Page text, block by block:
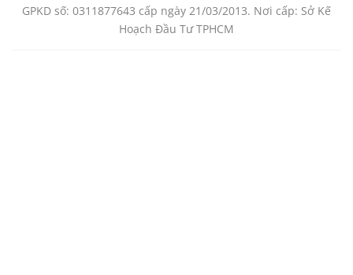
GPKD số: 0311877643 cấp ngày 21/03/2013. Nơi cấp: Sở Kế
Hoạch Đầu Tư TPHCM